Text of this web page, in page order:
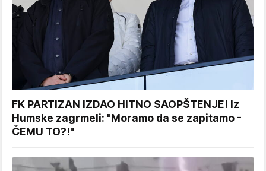
FK PARTIZAN IZDAO HITNO SAOPŠTENJE! Iz
Humske zagrmeli: "Moramo da se zapitamo -
ČEMU TO?!"